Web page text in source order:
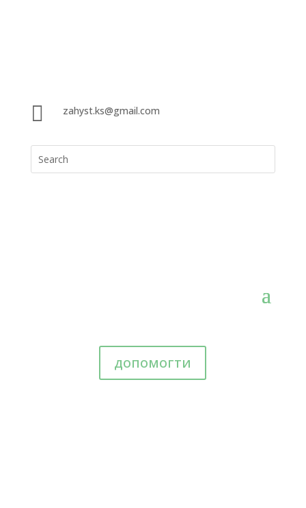
 zahyst.ks@gmail.com
допомогти